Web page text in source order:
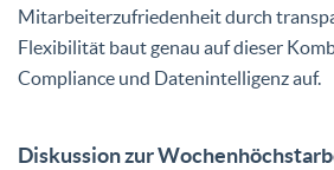
Mitarbeiterzufriedenheit durch
Flexibilität baut genau auf dieser
Compliance und Datenintelligenz auf.
Diskussion zur